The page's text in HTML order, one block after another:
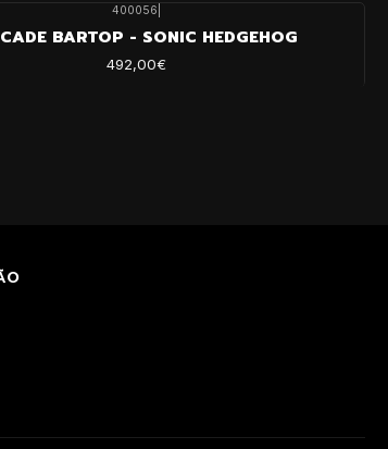
400056
BARTOP - SONIC HEDGEHOG
492,00€